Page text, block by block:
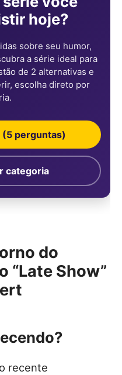
hoje?
sobre seu humor,
a série ideal para
de 2 alternativas e
escolha direto por
perguntas)
categoria
do
“Late Show”
recente